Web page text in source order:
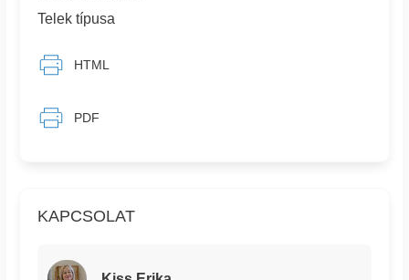
KAPCSOLAT
Telek típusa
HTML
PDF